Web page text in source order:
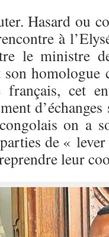
Hasard ou
à
le ministre
homologue
cet
on a
de « lever
leur